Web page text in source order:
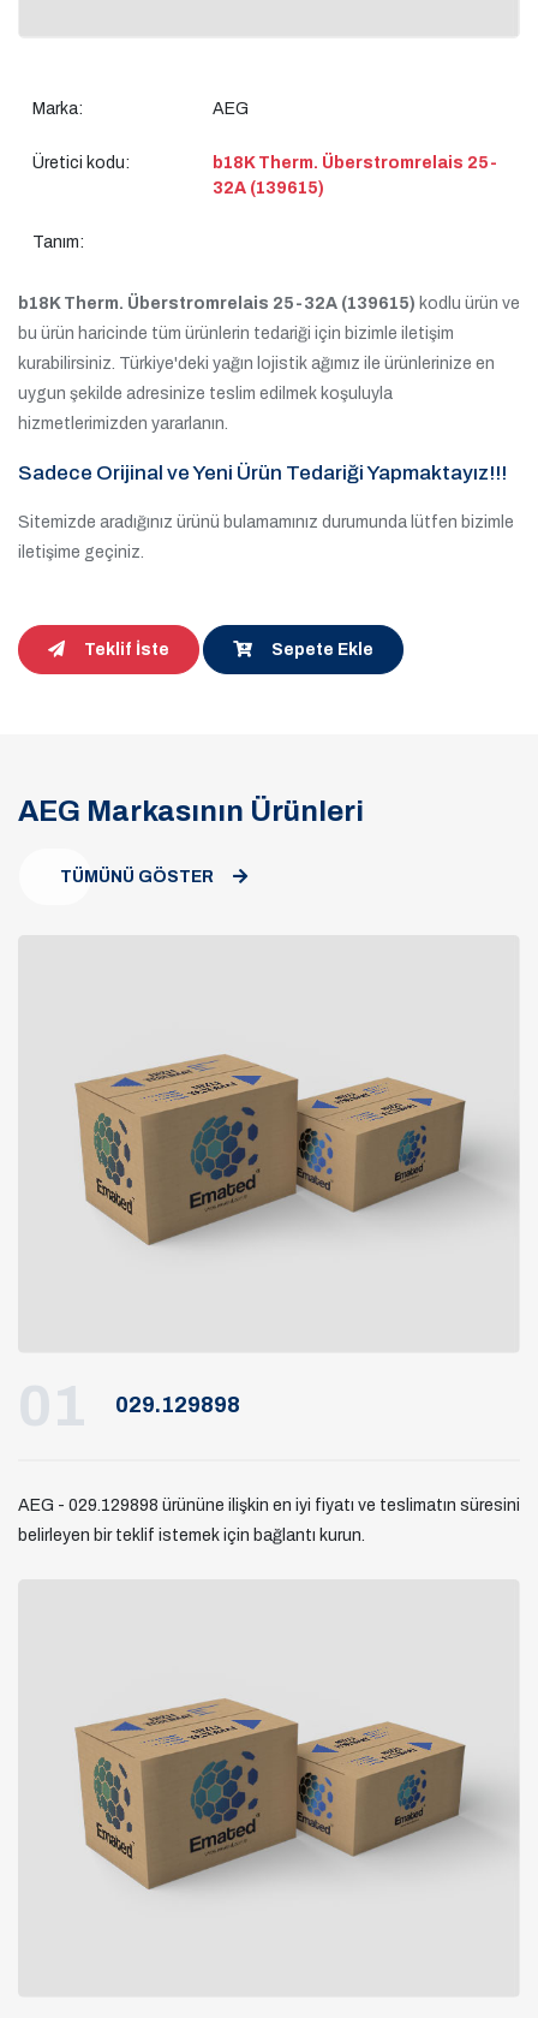
Marka: AEG
Üretici kodu:
b18K Therm. Überstromrelais 25-
32A (139615)
Tanım:
b18K Therm. Überstromrelais 25-32A (139615) kodlu ürün ve
bu ürün haricinde tüm ürünlerin tedariği için bizimle iletişim
kurabilirsiniz. Türkiye'deki yağın lojistik ağımız ile ürünlerinize en
uygun şekilde adresinize teslim edilmek koşuluyla
hizmetlerimizden yararlanın.
Sadece Orijinal ve Yeni Ürün Tedariği Yapmaktayız!!!
Sitemizde aradığınız ürünü bulamamınız durumunda lütfen bizimle
iletişime geçiniz.
Teklif İste Sepete Ekle
AEG Markasının Ürünleri
TÜMÜNÜ GÖSTER
01 029.129898
AEG - 029.129898 ürününe ilişkin en iyi fiyatı ve teslimatın süresini
belirleyen bir teklif istemek için bağlantı kurun.